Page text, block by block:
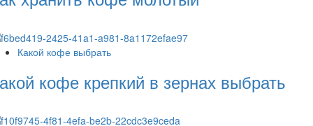
Какой кофе выбрать
кофе крепкий в зернах выбрать